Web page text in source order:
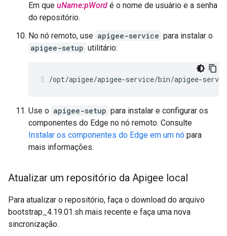
Em que uName:pWord é o nome de usuário e a senha
do repositório.
No nó remoto, use apigee-service para instalar o
apigee-setup utilitário:
/opt/apigee/apigee-service/bin/apigee-
Use o apigee-setup para instalar e configurar os
componentes do Edge no nó remoto. Consulte
Instalar os componentes do Edge em um nó para
mais informações.
Atualizar um repositório da Apigee local
Para atualizar o repositório, faça o download do arquivo
bootstrap_4.19.01.sh mais recente e faça uma nova
sincronização.